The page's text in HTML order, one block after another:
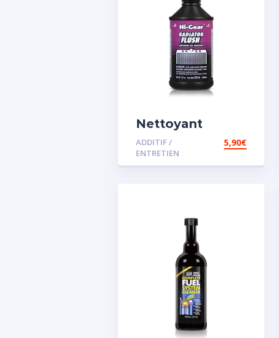
Nettoyant
radiateur
ADDITIF /
ENTRETIEN
5,90€